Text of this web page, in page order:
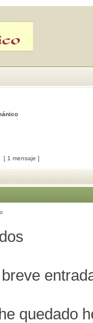
[ 1 mensaje ]
quedado